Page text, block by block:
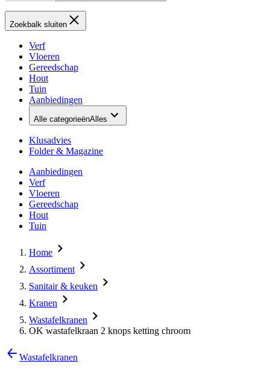
Zoekbalk sluiten
Verf
Vloeren
Gereedschap
Hout
Tuin
Aanbiedingen
Alle categorieënAlles
Klusadvies
Folder & Magazine
Aanbiedingen
Verf
Vloeren
Gereedschap
Hout
Tuin
Home
Assortiment
Sanitair & keuken
Kranen
Wastafelkranen
OK wastafelkraan 2 knops ketting chroom
Wastafelkranen